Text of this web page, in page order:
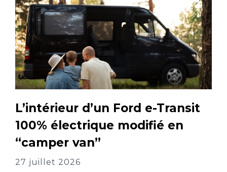
L’intérieur d’un Ford e-Transit
100% électrique modifié en
“camper van”
27 juillet 2026